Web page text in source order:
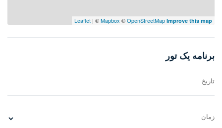
تغییر دارند بررسی کنیم.
Leaflet | ©Mapbox ©OpenStreetMap Improve this map
برنامه یک تور
تاریخ
زمان